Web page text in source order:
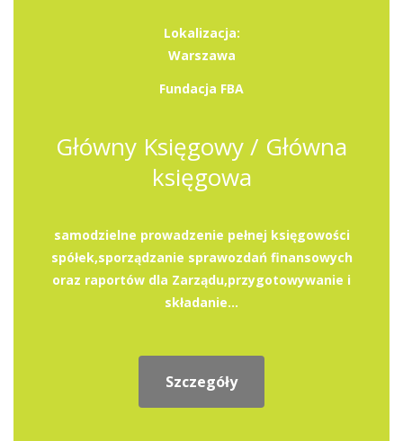
Lokalizacja:
Warszawa
Fundacja FBA
Główny Księgowy / Główna
księgowa
samodzielne prowadzenie pełnej księgowości
spółek,sporządzanie sprawozdań finansowych
oraz raportów dla Zarządu,przygotowywanie i
składanie...
Szczegóły